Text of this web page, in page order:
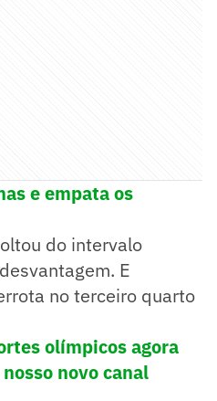
e empata os
do intervalo
E
no terceiro quarto
olímpicos agora
novo canal